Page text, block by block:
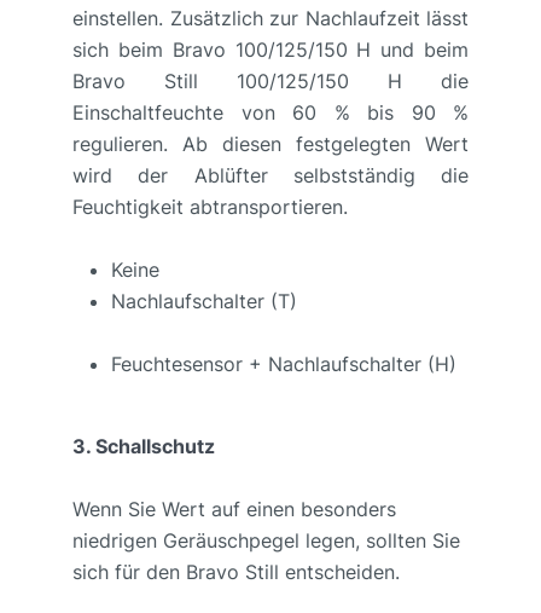
einstellen. Zusätzlich zur Nachlaufzeit lässt
sich beim Bravo 100/125/150 H und beim
Bravo Still 100/125/150 H die
Einschaltfeuchte von 60 % bis 90 %
regulieren. Ab diesen festgelegten Wert
wird der Ablüfter selbstständig die
Feuchtigkeit abtransportieren.
Keine
Nachlaufschalter (T)
Feuchtesensor + Nachlaufschalter (H)
3. Schallschutz
Wenn Sie Wert auf einen besonders
niedrigen Geräuschpegel legen, sollten Sie
sich für den Bravo Still entscheiden.